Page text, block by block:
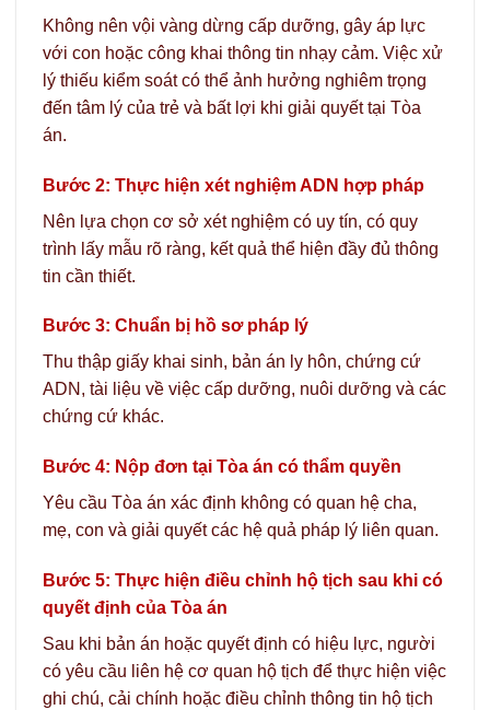
Không nên vội vàng dừng cấp dưỡng, gây áp lực
với con hoặc công khai thông tin nhạy cảm. Việc xử
lý thiếu kiểm soát có thể ảnh hưởng nghiêm trọng
đến tâm lý của trẻ và bất lợi khi giải quyết tại Tòa
án.
Bước 2: Thực hiện xét nghiệm ADN hợp pháp
Nên lựa chọn cơ sở xét nghiệm có uy tín, có quy
trình lấy mẫu rõ ràng, kết quả thể hiện đầy đủ thông
tin cần thiết.
Bước 3: Chuẩn bị hồ sơ pháp lý
Thu thập giấy khai sinh, bản án ly hôn, chứng cứ
ADN, tài liệu về việc cấp dưỡng, nuôi dưỡng và các
chứng cứ khác.
Bước 4: Nộp đơn tại Tòa án có thẩm quyền
Yêu cầu Tòa án xác định không có quan hệ cha,
mẹ, con và giải quyết các hệ quả pháp lý liên quan.
Bước 5: Thực hiện điều chỉnh hộ tịch sau khi có
quyết định của Tòa án
Sau khi bản án hoặc quyết định có hiệu lực, người
có yêu cầu liên hệ cơ quan hộ tịch để thực hiện việc
ghi chú, cải chính hoặc điều chỉnh thông tin hộ tịch